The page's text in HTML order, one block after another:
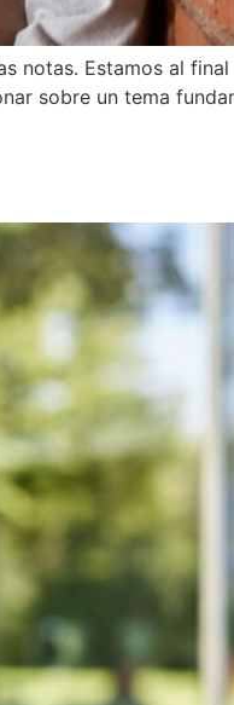
notas. Estamos al
sobre un tema